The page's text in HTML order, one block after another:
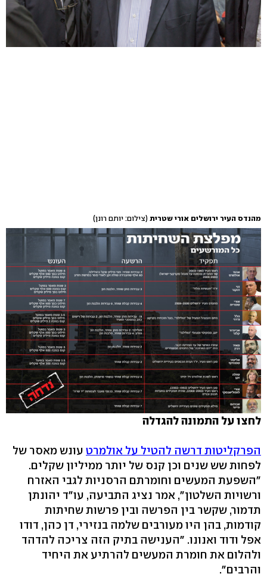
מהנדס העיר ירושלים אורי שטרית (צילום: יותם רונן)
לחצו על התמונה להגדלה
הפרקליטות דרשה להטיל על אולמרט עונש מאסר של
לפחות שש שנים וכן קנס של יותר ממיליון שקלים.
"השפעת המעשים וחומרתם הרסניות לגבי האזרח
ורשויות השלטון", אמר נציג התביעה, עו"ד יהונתן
תדמור, שקשר בין הפרשה ובין פרשות שחיתות
קודמות, בהן היו מעורבים שלמה בנזירי, דן כהן, דודו
אפל ודוד ואנונו. "הענישה בתיק הזה צריכה להדהד
ולהלום את חומרת המעשים להרתיע את היחיד
והרבים".